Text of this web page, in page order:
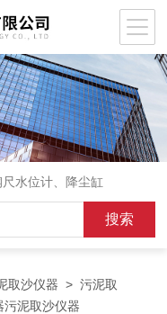
水位计、降尘缸
取沙仪器 >污泥取
泥取沙仪器